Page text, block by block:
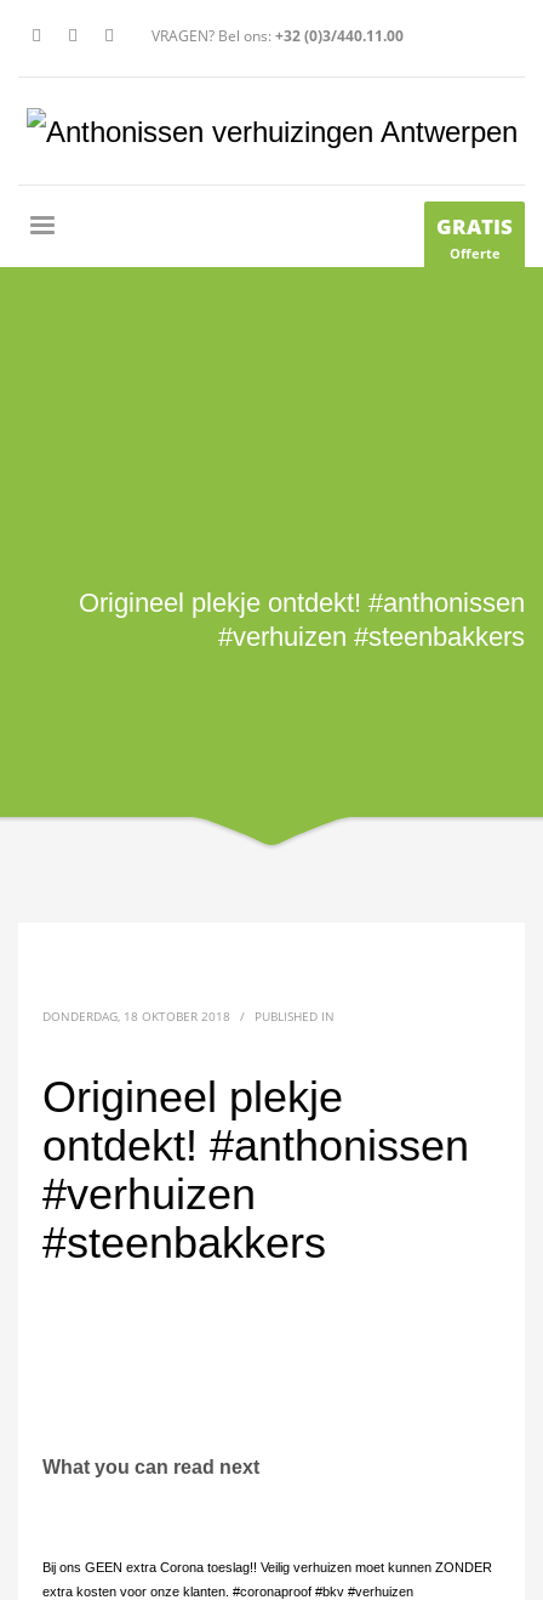
VRAGEN? Bel ons: +32 (0)3/440.11.00
GRATIS
Offerte
Origineel plekje ontdekt! #anthonissen
#verhuizen #steenbakkers
DONDERDAG, 18 OKTOBER 2018 / PUBLISHED IN
Origineel plekje
ontdekt! #anthonissen
#verhuizen
#steenbakkers
What you can read next
Bij ons GEEN extra Corona toeslag!! Veilig verhuizen moet kunnen ZONDER
extra kosten voor onze klanten. #coronaproof #bkv #verhuizen